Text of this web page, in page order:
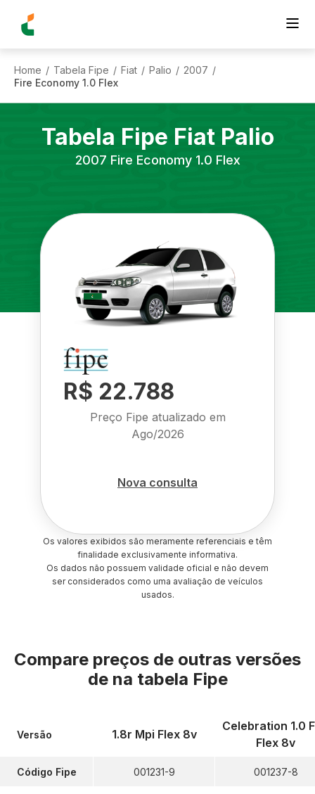
Home / Tabela Fipe / Fiat / Palio / 2007 /
Fire Economy 1.0 Flex
Tabela Fipe Fiat Palio
2007 Fire Economy 1.0 Flex
R$ 22.788
Preço Fipe atualizado em
Ago/2026
Nova consulta
Os valores exibidos são meramente referenciais e têm
finalidade exclusivamente informativa.
Os dados não possuem validade oficial e não devem
ser considerados como uma avaliação de veículos
usados.
Compare preços de outras versões
de na tabela Fipe
Versão
Código Fipe
1.8r Mpi Flex 8v
001231-9
Celebration 1.0
Flex 8v
001237-8